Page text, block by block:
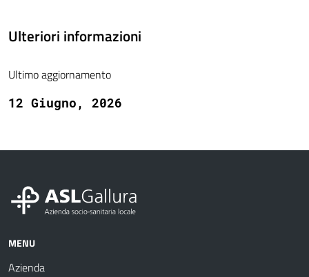
Ulteriori informazioni
Ultimo aggiornamento
12 Giugno, 2026
MENU
Azienda